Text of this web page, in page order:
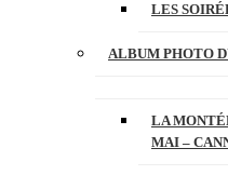
LES
ALBUM PHOTO
LA
MAI –